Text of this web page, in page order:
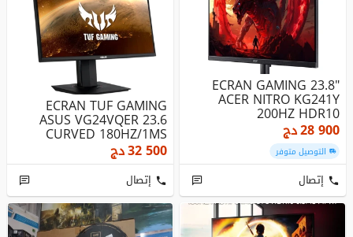
ECRAN GAMING 23.8"
ACER NITRO KG241Y
200HZ HDR10
28 900دج
التوصيل متوفر
إتصال
ECRAN TUF GAMING
ASUS VG24VQER 23.6
CURVED 180HZ/1MS
FREESYNC
32 500دج
إتصال